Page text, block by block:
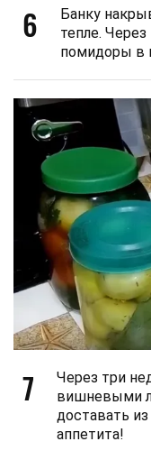
6
Банку
тепле.
помидоры в
7
Через три
вишневыми
доставать
аппетита!